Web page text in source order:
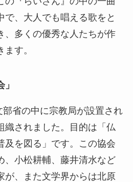
で、大人でも唱える歌をと
、多くの優秀な人たちが作
す。
省の中に宗教局が設置され
織されました。目的は「仏
及を図る」です。この協会
、小松耕輔、藤井清水など
が、また文学界からは北原